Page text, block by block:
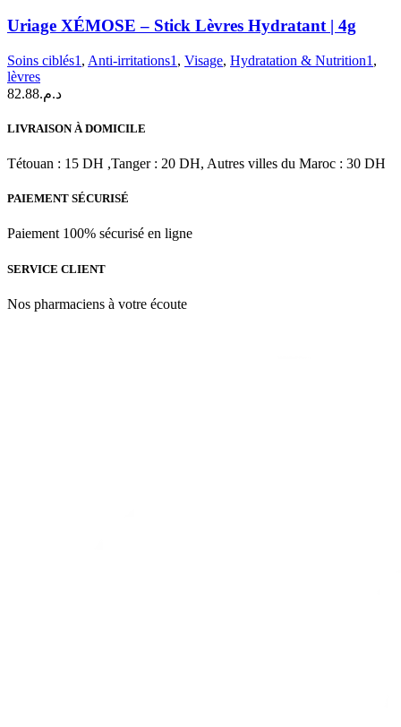
XÉMOSE
–
Lèvres
Hydratant
|
Uriage XÉMOSE – Stick Lèvres Hydratant | 4g
Soins ciblés1 , Anti-irritations1 , Visage, Hydratation & Nutrition1 ,
lèvres
د.م.82.88
LIVRAISON À DOMICILE
Tétouan : 15 DH ,Tanger : 20 DH, Autres villes du Maroc : 30 DH
PAIEMENT SÉCURISÉ
Paiement 100% sécurisé en ligne
SERVICE CLIENT
Nos pharmaciens à votre écoute